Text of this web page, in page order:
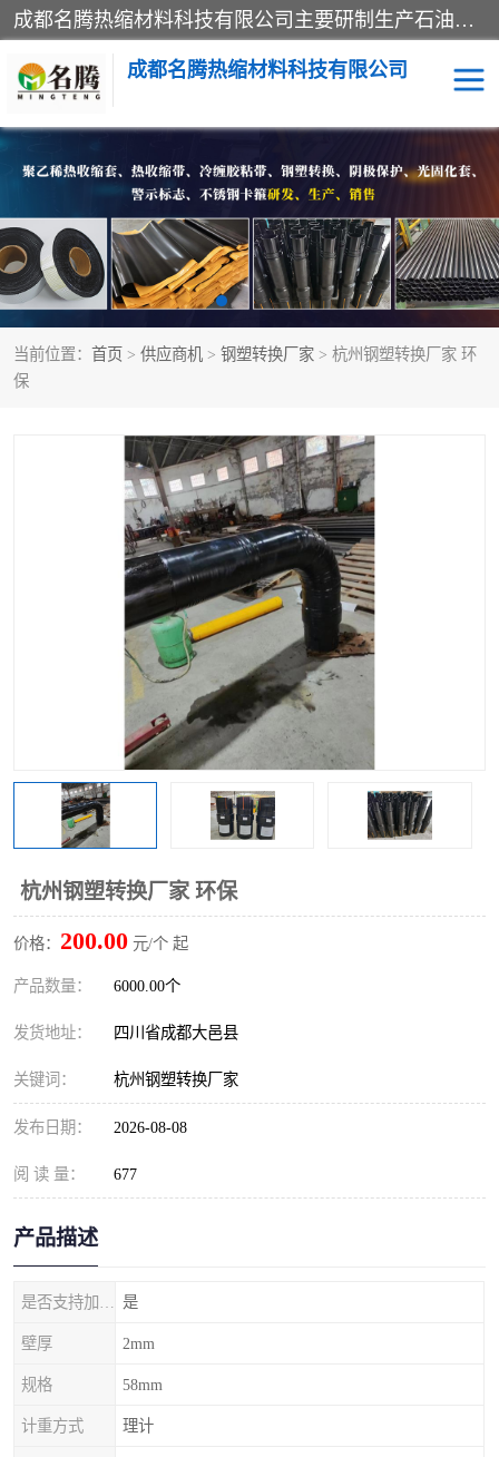
成都名腾热缩材料科技有限公司​主要研制生产石油、气钢质管道、管件的防腐、补伤、补口、市政排水、塑料检查井等用热缩套及市政排水管道不锈钢卡箍。产品包含：不锈钢卡箍、钢塑转换、光固化套、聚乙烯热收缩带、聚乙烯热收缩套、冷缠胶粘带、热收缩套、热收缩带、热收缩缠绕带、防腐热收缩带、热缩缠绕带、热缩套、热缩带等。
成都名腾热缩材料科技有限公司
当前位置： 首页 > 供应商机 > 钢塑转换厂家 > 杭州钢塑转换厂家 环
保
杭州钢塑转换厂家 环保
价格： 200.00 元/个 起
产品数量： 6000.00个
发货地址： 四川省成都大邑县
关键词： 杭州钢塑转换厂家
发布日期： 2026-08-08
阅 读 量： 677
产品描述
是
壁厚 2mm
规格 58mm
计重方式 理计
热收缩套（闭口套） 热收缩带（开口套）
热收缩缠绕带 穿墙热缩套管
冷缠胶粘带 光敏固化玻璃钢保护套
燃气管网钢塑转换过渡接 电缆热缩附件
钢塑转换厂家